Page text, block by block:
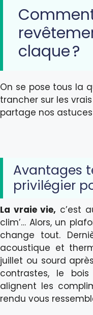
claque ?
On se pose tous la
trancher sur les
partage nos
Avantages
privilégier
La vraie vie, c’est
clim’… Alors, un
change tout.
acoustique et
juillet ou sourd
contrastes, le
alignent les
rendu vous